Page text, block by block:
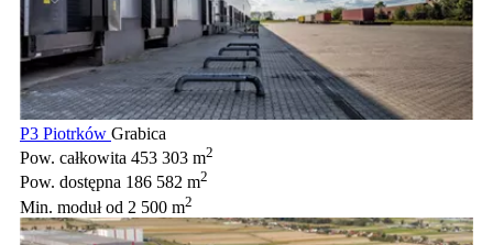
P3 Piotrków Grabica
Pow. całkowita 453 303 m2
Pow. dostępna 186 582 m2
Min. modułod 2 500 m2